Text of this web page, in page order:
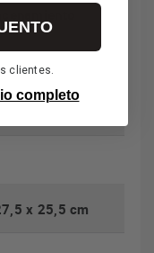
x 25,5 cm
clientes.
completo